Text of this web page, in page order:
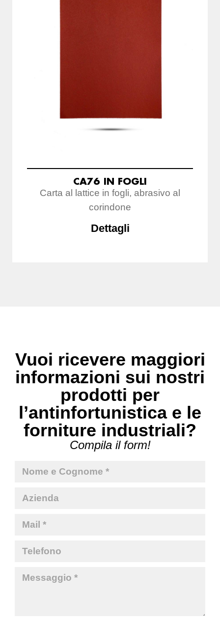
CA76 IN FOGLI
Carta al lattice in fogli, abrasivo al
corindone
Dettagli
Vuoi ricevere maggiori
informazioni sui nostri
prodotti per
l’antinfortunistica e le
forniture industriali?
Compila il form!